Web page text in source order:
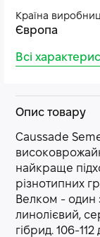
Країна
Європа
Всі
Опис товару
Caussade
найкраще
різнотипних
Велком - один
линолієвий,
гібрид. 106-112